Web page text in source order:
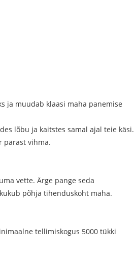
ja muudab klaasi maha panemise
lõbu ja kaitstes samal ajal teie käsi.
pärast vihma.
vette. Ärge pange seda
põhja tihenduskoht maha.
tellimiskogus 5000 tükki